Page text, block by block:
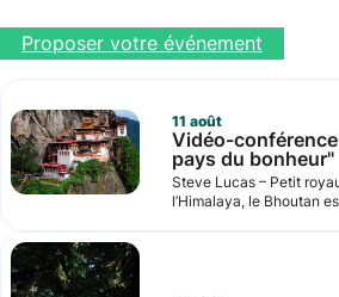
Proposer votre événement
11 août
Vidéo-
pays du bonheur"
Steve Lucas – Petit
l’Himalaya, le Bhoutan